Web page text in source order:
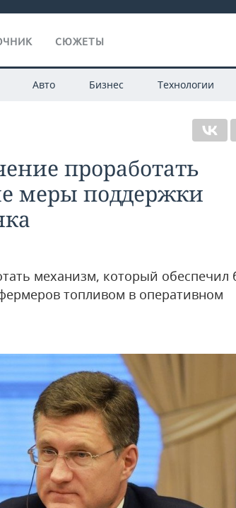
СЮЖЕТЫ
Авто Бизнес Технологии
проработать
меры поддержки
механизм, который обеспечил
топливом в оперативном